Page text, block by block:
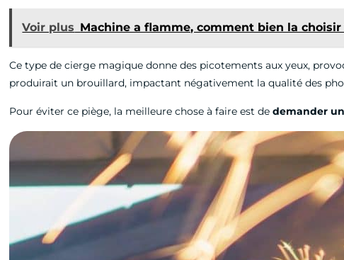
Voir plus Machine a flamme, comment bien la choisir
Ce type de cierge magique donne des picotements aux yeux,
produirait un brouillard, impactant négativement la qualité des
Pour éviter ce piège, la meilleure chose à faire est dedemander